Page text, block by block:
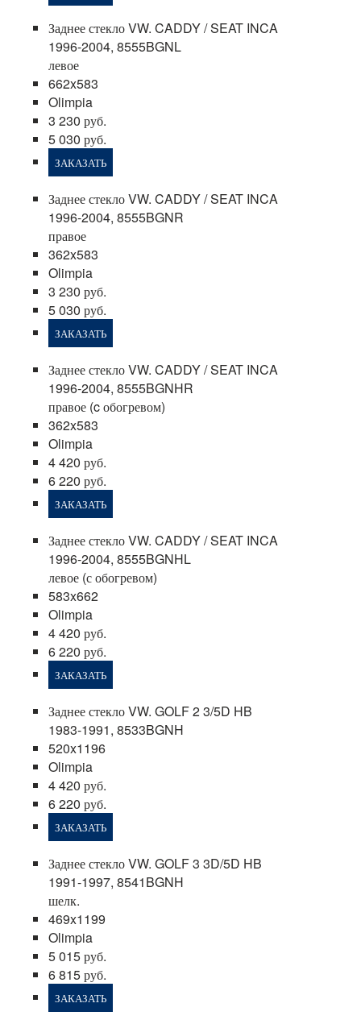
Заднее стекло VW. CADDY / SEAT INCA
1996-2004, 8555BGNL
левое
662x583
Olimpia
3 230 руб.
5 030 руб.
ЗАКАЗАТЬ
Заднее стекло VW. CADDY / SEAT INCA
1996-2004, 8555BGNR
правое
362x583
Olimpia
3 230 руб.
5 030 руб.
ЗАКАЗАТЬ
Заднее стекло VW. CADDY / SEAT INCA
1996-2004, 8555BGNHR
правое (c обогревом)
362x583
Olimpia
4 420 руб.
6 220 руб.
ЗАКАЗАТЬ
Заднее стекло VW. CADDY / SEAT INCA
1996-2004, 8555BGNHL
левое (с обогревом)
583x662
Olimpia
4 420 руб.
6 220 руб.
ЗАКАЗАТЬ
Заднее стекло VW. GOLF 2 3/5D HB
1983-1991, 8533BGNH
520x1196
Olimpia
4 420 руб.
6 220 руб.
ЗАКАЗАТЬ
Заднее стекло VW. GOLF 3 3D/5D HB
1991-1997, 8541BGNH
шелк.
469x1199
Olimpia
5 015 руб.
6 815 руб.
ЗАКАЗАТЬ